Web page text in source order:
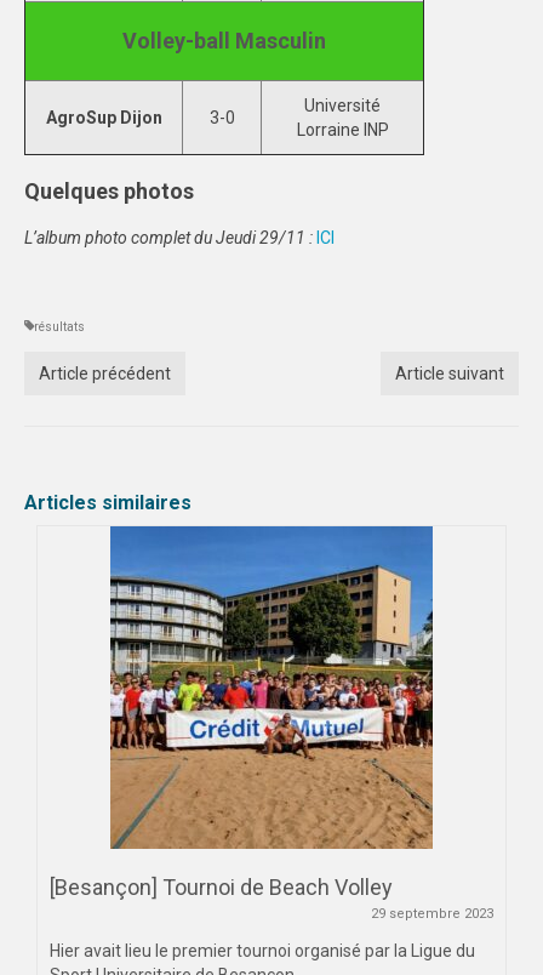
Volley-ball Masculin
AgroSup Dijon 3-0
Université
Lorraine INP
Quelques photos
L’album photo complet du Jeudi 29/11 : ICI
résultats
Article précédent Article suivant
Articles similaires
[Besançon] Tournoi de Beach Volley
29 septembre 2023
Hier avait lieu le premier tournoi organisé par la Ligue du